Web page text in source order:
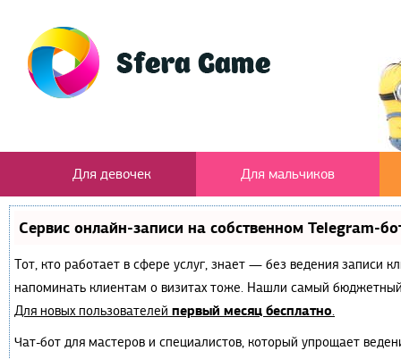
Для девочек Для мальчиков
Сервис онлайн-записи на собственном Telegram-
Тот, кто работает в сфере услуг, знает — без ведения записи
напоминать клиентам о визитах тоже. Нашли самый
Для новых пользователей первый месяц бесплатно.
Чат-бот для мастеров и специалистов, который упрощает